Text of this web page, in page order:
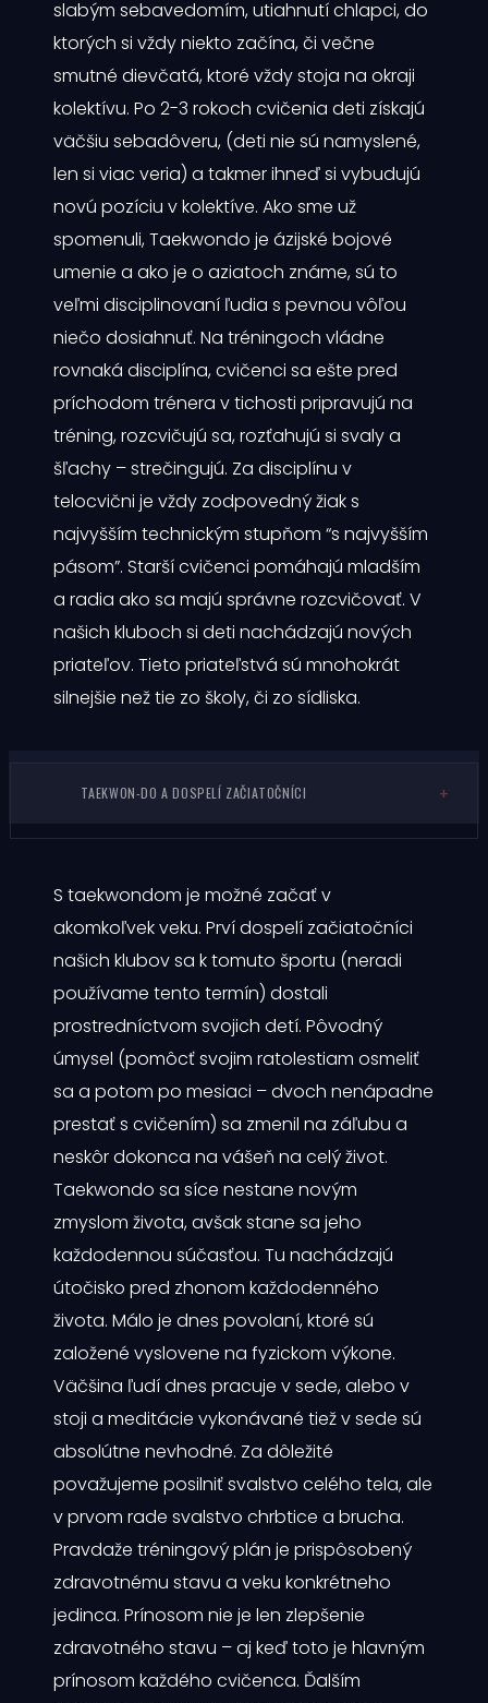
slabým sebavedomím, utiahnutí chlapci, do
ktorých si vždy niekto začína, či večne
smutné dievčatá, ktoré vždy stoja na okraji
kolektívu. Po 2-3 rokoch cvičenia deti získajú
väčšiu sebadôveru, (deti nie sú namyslené,
len si viac veria) a takmer ihneď si vybudujú
novú pozíciu v kolektíve. Ako sme už
spomenuli, Taekwondo je ázijské bojové
umenie a ako je o aziatoch známe, sú to
veľmi disciplinovaní ľudia s pevnou vôľou
niečo dosiahnuť. Na tréningoch vládne
rovnaká disciplína, cvičenci sa ešte pred
príchodom trénera v tichosti pripravujú na
tréning, rozcvičujú sa, rozťahujú si svaly a
šľachy – strečingujú. Za disciplínu v
telocvični je vždy zodpovedný žiak s
najvyšším technickým stupňom “s najvyšším
pásom”. Starší cvičenci pomáhajú mladším
a radia ako sa majú správne rozcvičovať. V
našich kluboch si deti nachádzajú nových
priateľov. Tieto priateľstvá sú mnohokrát
silnejšie než tie zo školy, či zo sídliska.
TAEKWON-DO A DOSPELÍ ZAČIATOČNÍCI
S taekwondom je možné začať v
akomkoľvek veku. Prví dospelí začiatočníci
našich klubov sa k tomuto športu (neradi
používame tento termín) dostali
prostredníctvom svojich detí. Pôvodný
úmysel (pomôcť svojim ratolestiam osmeliť
sa a potom po mesiaci – dvoch nenápadne
prestať s cvičením) sa zmenil na záľubu a
neskôr dokonca na vášeň na celý život.
Taekwondo sa síce nestane novým
zmyslom života, avšak stane sa jeho
každodennou súčasťou. Tu nachádzajú
útočisko pred zhonom každodenného
života. Málo je dnes povolaní, ktoré sú
založené vyslovene na fyzickom výkone.
Väčšina ľudí dnes pracuje v sede, alebo v
stoji a meditácie vykonávané tiež v sede sú
absolútne nevhodné. Za dôležité
považujeme posilniť svalstvo celého tela, ale
v prvom rade svalstvo chrbtice a brucha.
Pravdaže tréningový plán je prispôsobený
zdravotnému stavu a veku konkrétneho
jedinca. Prínosom nie je len zlepšenie
zdravotného stavu – aj keď toto je hlavným
prínosom každého cvičenca. Ďalším